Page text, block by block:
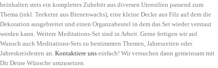
beinhalten stets ein komplettes Zubehör aus diversen Utensilien passend zum
Thema (inkl. Teekerze aus Bienenwachs), eine kleine Decke aus Filz auf dem die
Dekoration ausgebreitet und einen Organzabeutel in dem das Set wieder verstaut
werden kann. Weitere Meditations-Set sind in Arbeit. Gerne fertigen wir auf
Wunsch auch Meditations-Sets zu bestimmten Themen, Jahreszeiten oder
Jahreskreisfesten an. Kontaktiere uns einfach! Wir versuchen dann gemeinsam mit
Dir Deine Wünsche umzusetzen.